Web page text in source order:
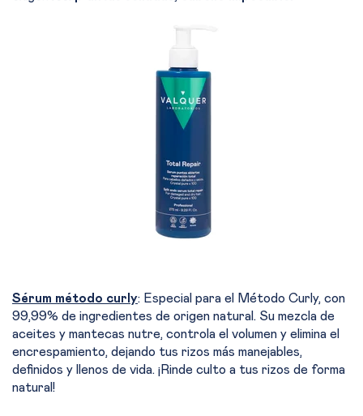
Sérum método curly: Especial para el Método Curly, con
99,99% de ingredientes de origen natural. Su mezcla de
aceites y mantecas nutre, controla el volumen y elimina el
encrespamiento, dejando tus rizos más manejables,
definidos y llenos de vida. ¡Rinde culto a tus rizos de forma
natural!